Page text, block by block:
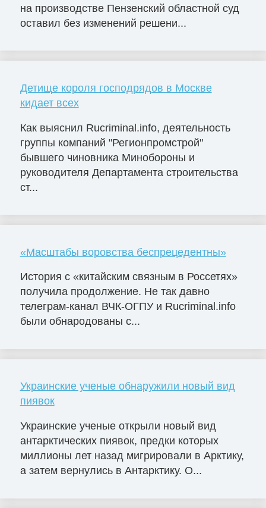
на производстве Пензенский областной суд
оставил без изменений решени...
Детище короля господрядов в Москве
кидает всех
Как выяснил Rucriminal.info, деятельность
группы компаний "Регионпромстрой"
бывшего чиновника Минобороны и
руководителя Департамента строительства
ст...
«Масштабы воровства беспрецедентны»
История с «китайским связным в Россетях»
получила продолжение. Не так давно
телеграм-канал ВЧК-ОГПУ и Rucriminal.info
были обнародованы с...
Украинские ученые обнаружили новый вид
пиявок
Украинские ученые открыли новый вид
антарктических пиявок, предки которых
миллионы лет назад мигрировали в Арктику,
а затем вернулись в Антарктику. О...